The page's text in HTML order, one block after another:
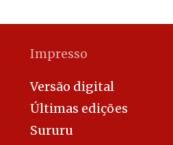
Impresso
Versão digital
Últimas edições
Sururu